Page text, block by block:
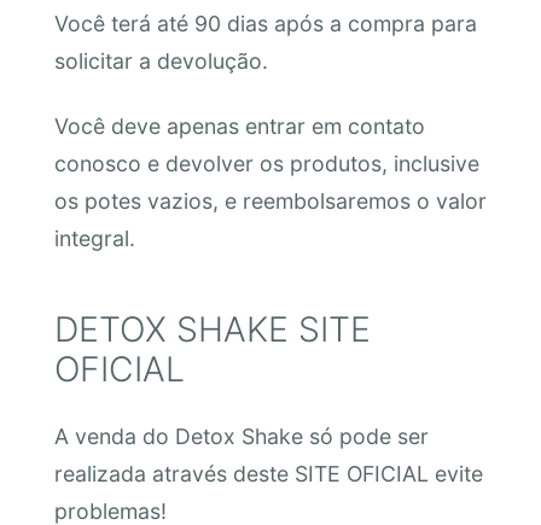
Você terá até 90 dias após a compra para
solicitar a devolução.
Você deve apenas entrar em contato
conosco e devolver os produtos, inclusive
os potes vazios, e reembolsaremos o valor
integral.
DETOX SHAKE SITE
OFICIAL
A venda do Detox Shake só pode ser
realizada através deste SITE OFICIAL evite
problemas!